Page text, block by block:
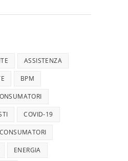
ASSISTENZA
BPM
COVID-19
ENERGIA